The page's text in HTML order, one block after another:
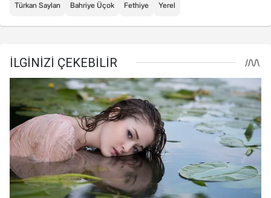
Türkan Saylan Bahriye Üçok Fethiye Yerel